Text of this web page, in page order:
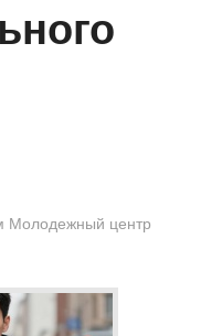
Молодежный центр